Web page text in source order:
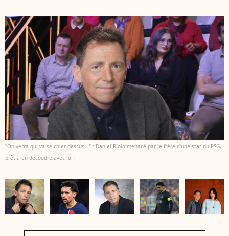
"On verra qui va se chier dessus..." : Daniel Riolo menacé par le frère d'une star du PSG,
prêt à en découdre avec lui !